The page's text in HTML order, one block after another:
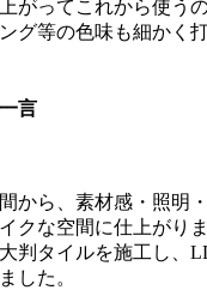
がってこれから使う
グ等の色味も細かく
言
から、素材感・照明
クな空間に仕上がりま
判タイルを施工し、
した。